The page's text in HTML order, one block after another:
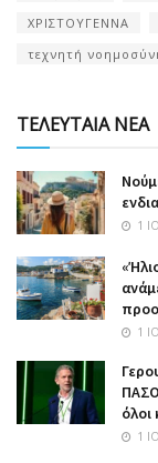
ΧΡΙΣΤΟΥΓΕΝΝΑ
τεχνητή
ΤΕΛΕΥΤΑΙΑ ΝΕΑ
1
1
1